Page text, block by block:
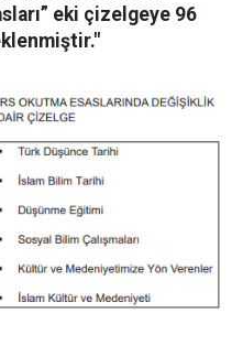
eki çizelgeye 96